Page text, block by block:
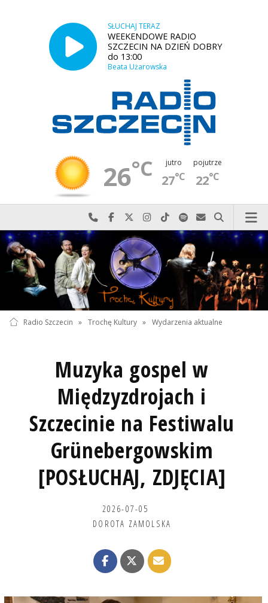
SŁUCHAJ TERAZ
WEEKENDOWE RADIO
SZCZECIN NA DZIEŃ DOBRY
do 13:00
Beata Użarowska
26°C jutro
27°C
pojutrze
22°C
Najlepiej po prostu do nas zadzwoń
Odwiedź nas na Facebook-u
Odwiedź nas na X
Odwiedź nas na Instagram-ie
Odwiedź nas na TikTok-u
Szukaj nas na Spotify
Wyślij do nas
Szukaj
Radio Szczecin » Trochę Kultury » Wydarzenia aktualne
Muzyka gospel w
Międzyzdrojach i
Szczecinie na Festiwalu
Grünebergowskim
[POSŁUCHAJ, ZDJĘCIA]
2026-07-05
DOROTA ZAMOLSKA